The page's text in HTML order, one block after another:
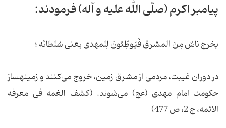
پیامبر اکرم (صلّی الله علیه و آله) فرمودند:
یخرج ناسٌ مِنَ المشرق فَیُوطِّئونَ لِلمهدی یعنی سُلطانَه ؛
در دوران غیبت، مردمی از مشرق زمین، خروج می‌کنند و زمینه‏ساز
حکومت امام مهدی (عج) می‌شوند. (کشف الغمه فی معرفه
الائمه، ج 2، ص 477)